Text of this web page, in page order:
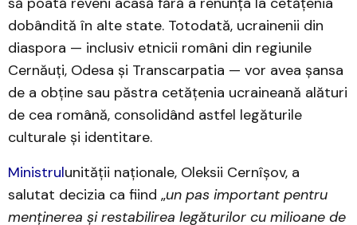
dobândită în alte state. Totodată, ucrainenii din
diaspora — inclusiv etnicii români din regiunile
Cernăuți, Odesa și Transcarpatia — vor avea șansa
de a obține sau păstra cetățenia ucraineană alături
de cea română, consolidând astfel legăturile
culturale și identitare.
Ministrulunității naționale, Oleksii Cernîşov, a
salutat decizia ca fiind „un pas important pentru
menținerea și restabilirea legăturilor cu milioane de